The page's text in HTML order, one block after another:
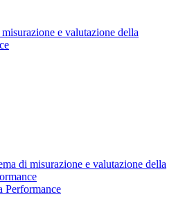
e valutazione della
di misurazione e valutazione della
Performance